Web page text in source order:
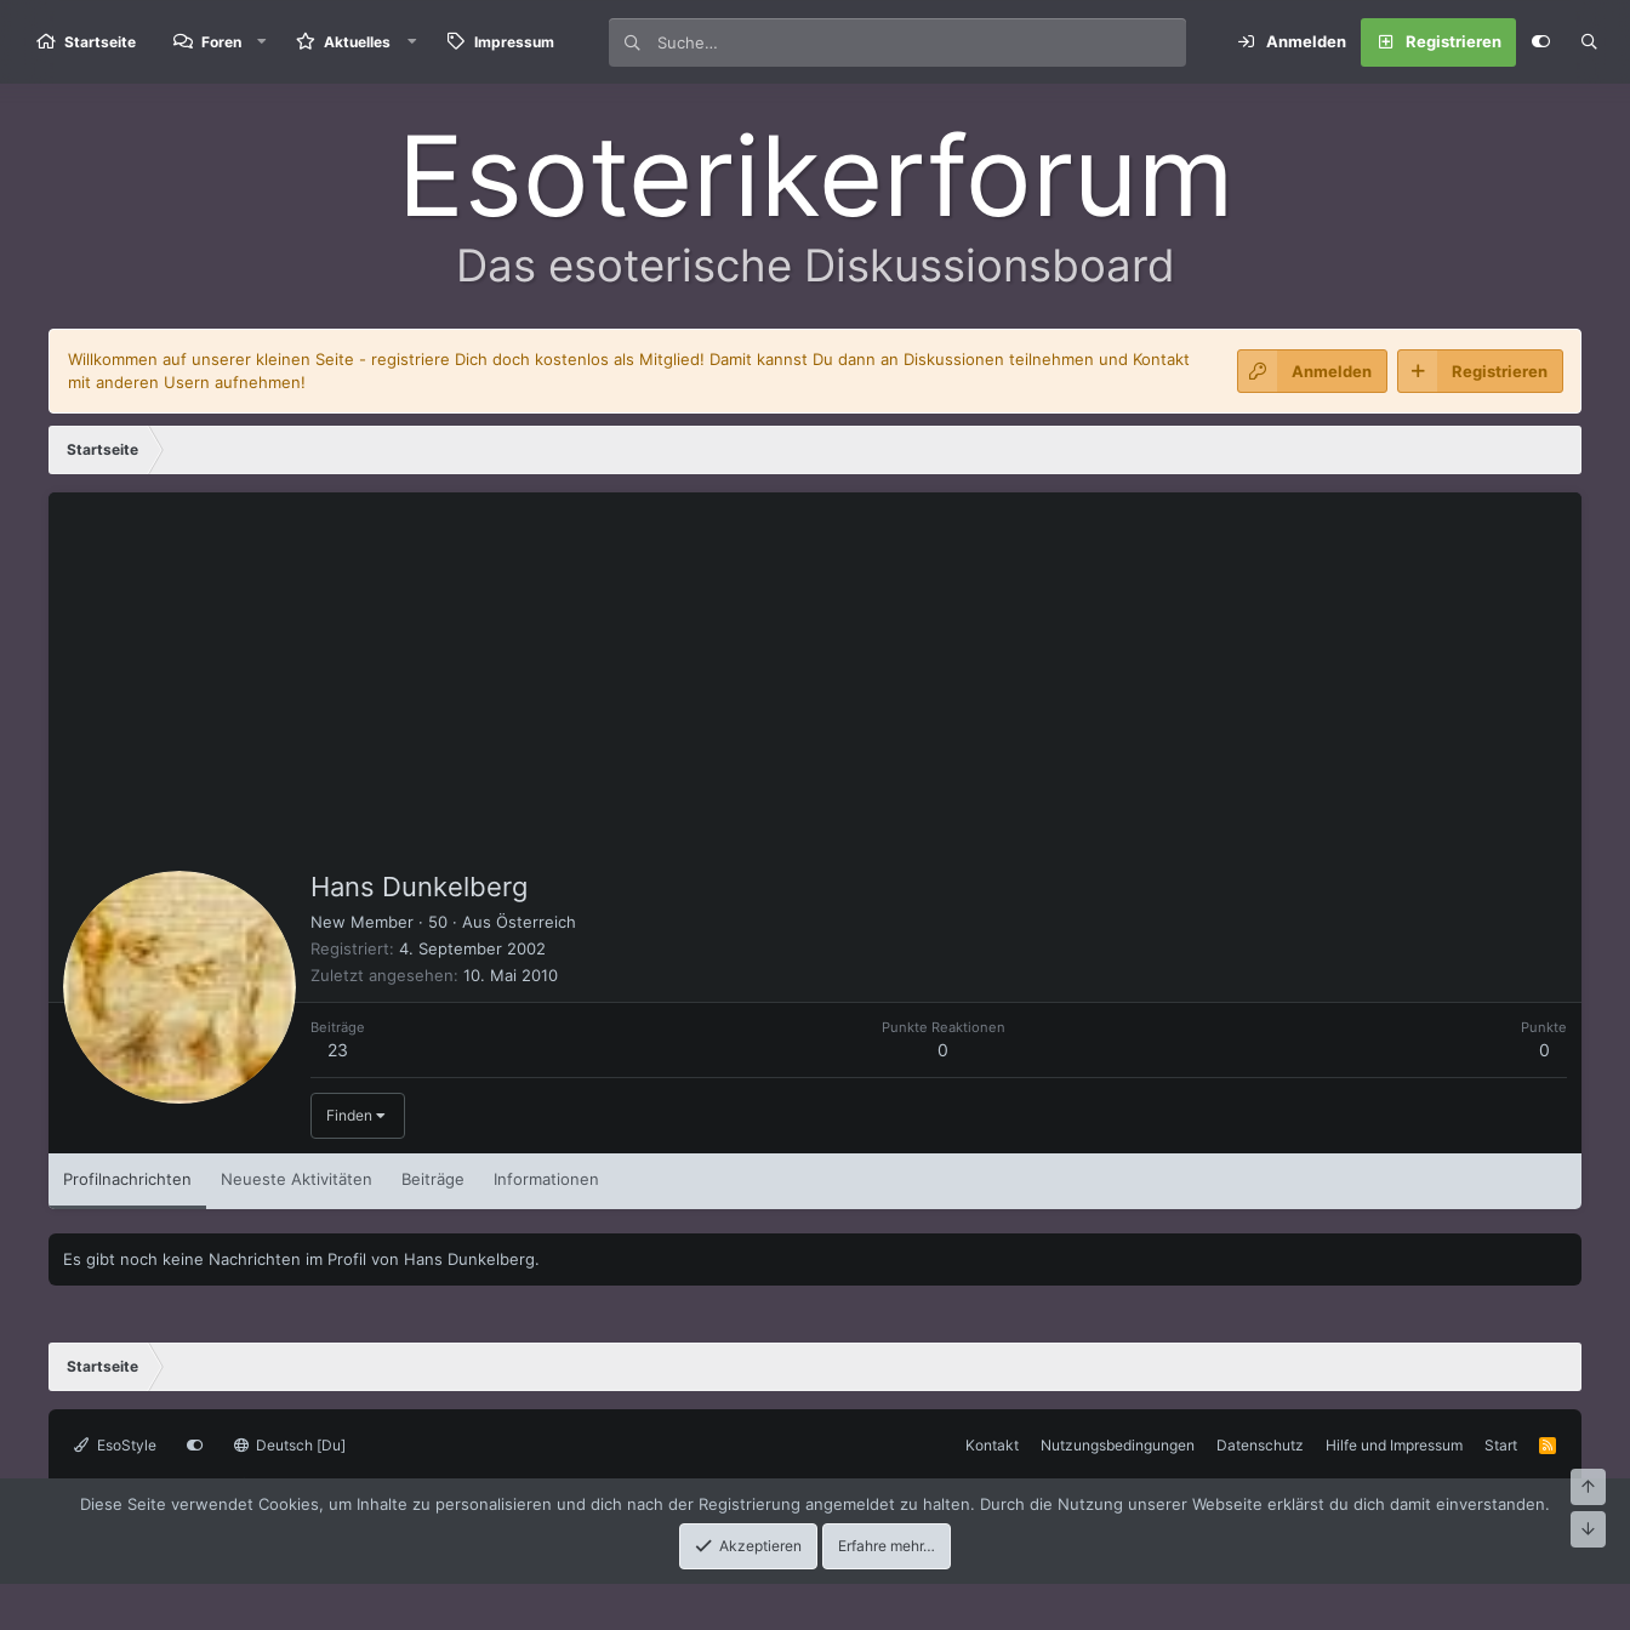
Startseite Foren Aktuelles Impressum Anmelden Registrieren
Esoterikerforum
Das esoterische Diskussionsboard
Willkommen auf unserer kleinen Seite - registriere Dich doch kostenlos als Mitglied! Damit kannst Du dann an Diskussionen teilnehmen und Kontakt
mit anderen Usern aufnehmen!
Anmelden Registrieren
Startseite
Hans Dunkelberg
New Member · 50 · Aus Österreich
Registriert 4. September 2002
Zuletzt angesehen 10. Mai 2010
Beiträge
23
Punkte Reaktionen
0
Punkte
0
Finden
Profilnachrichten Neueste Aktivitäten Beiträge Informationen
Es gibt noch keine Nachrichten im Profil von Hans Dunkelberg.
Startseite
EsoStyle Deutsch [Du] Kontakt Nutzungsbedingungen Datenschutz Hilfe und Impressum Start
R
®
Diese Seite verwendet Cookies, um Inhalte zu personalisieren und dich nach der Registrierung angemeldet zu halten. Durch die Nutzung unserer Webseite erklärst du dich damit einverstanden.
Akzeptieren Erfahre mehr…
Oben